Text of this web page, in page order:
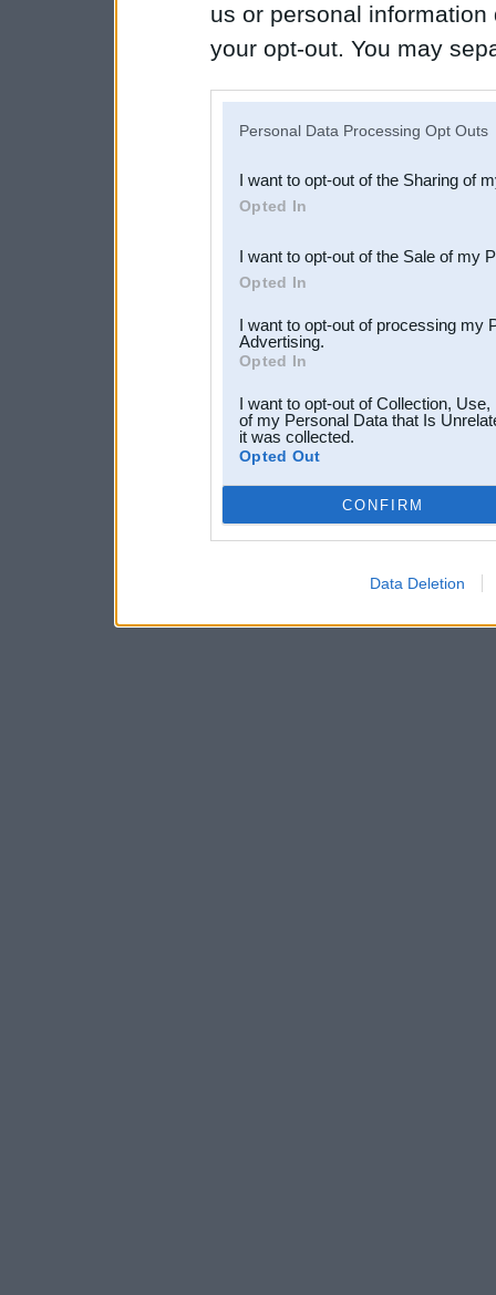
us or personal
your opt-out. You may
Downstream Participants
third parties.
Personal Data Processing Opt Outs
I want to opt-out of the Sharing of
Opted In
I want to opt-out of the Sale of my
Opted In
I want to opt-out of processing my
Advertising.
Opted In
I want to opt-out of Collection,
of my Personal Data that Is
it was collected.
Opted Out
CONFIRM
Data Deletion